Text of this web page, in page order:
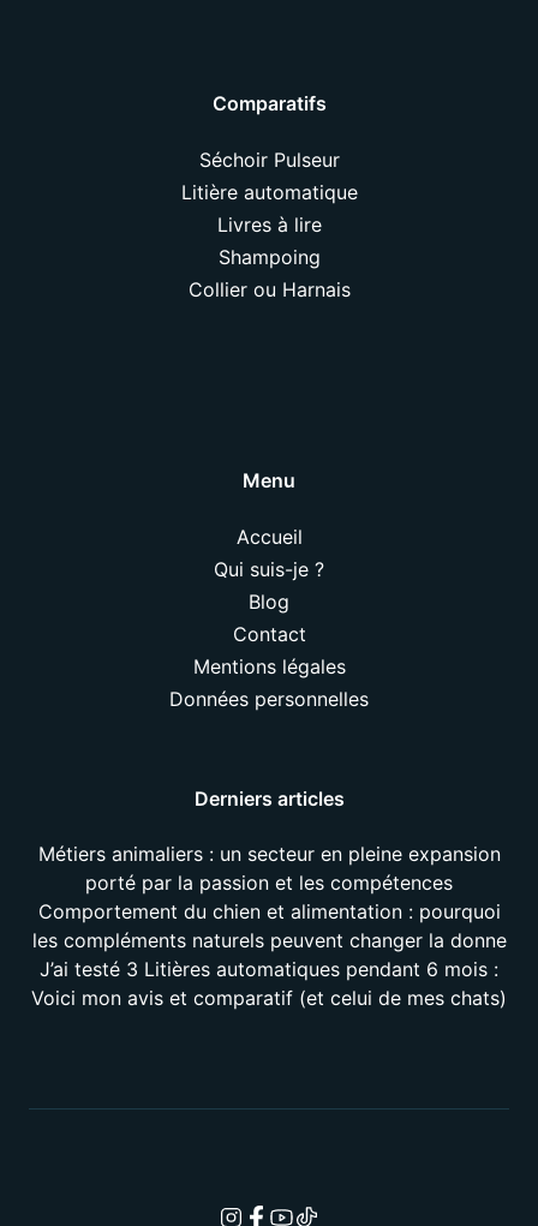
Comparatifs
Séchoir Pulseur
Litière automatique
Livres à lire
Shampoing
Collier ou Harnais
Menu
Accueil
Qui suis-je ?
Blog
Contact
Mentions légales
Données personnelles
Derniers articles
Métiers animaliers : un secteur en pleine expansion
porté par la passion et les compétences
Comportement du chien et alimentation : pourquoi
les compléments naturels peuvent changer la donne
J’ai testé 3 Litières automatiques pendant 6 mois :
Voici mon avis et comparatif (et celui de mes chats)